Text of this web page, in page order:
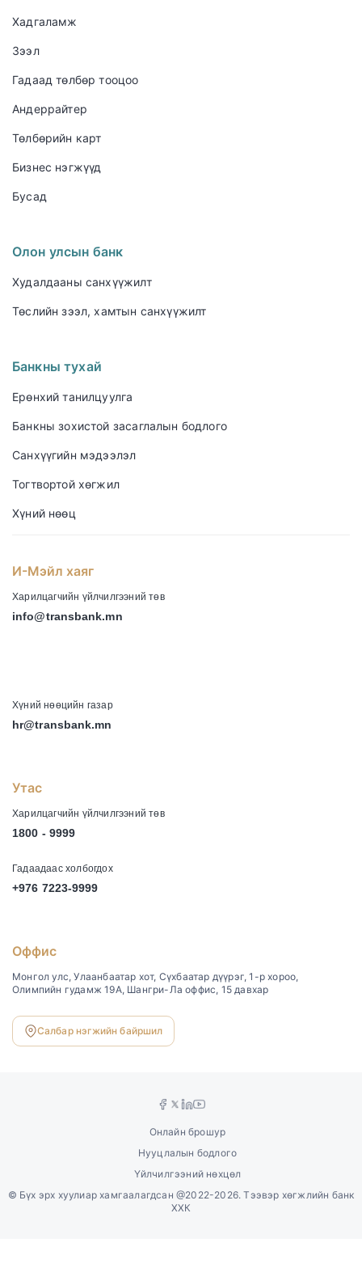
Хадгаламж
Зээл
Гадаад төлбөр тооцоо
Андеррайтер
Төлбөрийн карт
Бизнес нэгжүүд
Бусад
Олон улсын банк
Худалдааны санхүүжилт
Төслийн зээл, хамтын санхүүжилт
Банкны тухай
Ерөнхий танилцуулга
Банкны зохистой засаглалын бодлого
Санхүүгийн мэдээлэл
Тогтвортой хөгжил
Хүний нөөц
И-Мэйл хаяг
Харилцагчийн үйлчилгээний төв
info@transbank.mn
Хүний нөөцийн газар
hr@transbank.mn
Утас
Харилцагчийн үйлчилгээний төв
1800 - 9999
Гадаадаас холбогдох
+976 7223-9999
Оффис
Монгол улс, Улаанбаатар хот, Сүхбаатар дүүрэг, 1-р хороо,
Олимпийн гудамж 19А, Шангри-Ла оффис, 15 давхар
Салбар нэгжийн байршил
© Бүх эрх хуулиар хамгаалагдсан @2022-2026. Тээвэр хөгжлийн банк
ХХК
Үйлчилгээний нөхцөл
Нууцлалын бодлого
Онлайн брошур